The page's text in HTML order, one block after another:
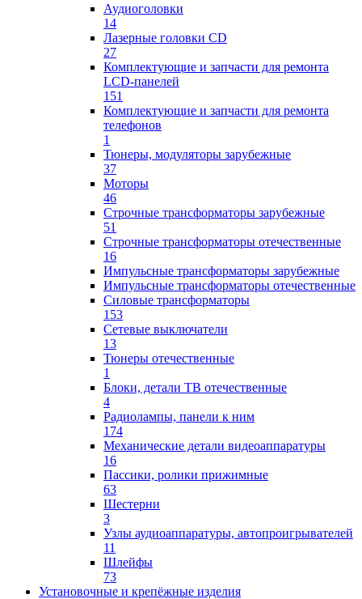
Аудиоголовки
14
Лазерные головки CD
27
Комплектующие и запчасти для ремонта
LCD-панелей
151
Комплектующие и запчасти для ремонта
телефонов
1
Тюнеры, модуляторы зарубежные
37
Моторы
46
Строчные трансформаторы зарубежные
51
Строчные трансформаторы отечественные
16
Импульсные трансформаторы зарубежные
Импульсные трансформаторы отечественные
Силовые трансформаторы
153
Сетевые выключатели
13
Тюнеры отечественные
1
Блоки, детали ТВ отечественные
4
Радиолампы, панели к ним
174
Механические детали видеоаппаратуры
16
Пассики, ролики прижимные
63
Шестерни
3
Узлы аудиоаппаратуры, автопроигрывателей
11
Шлейфы
73
Установочные и крепёжные изделия